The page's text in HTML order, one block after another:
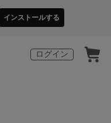
インストールする
ログイン